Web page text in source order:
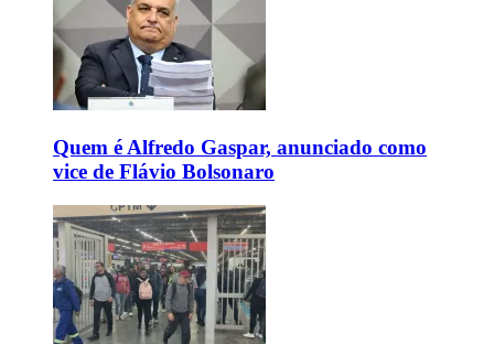
Quem é Alfredo Gaspar, anunciado como
vice de Flávio Bolsonaro